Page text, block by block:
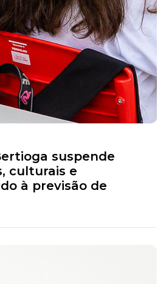
suspende
culturais e
à previsão de